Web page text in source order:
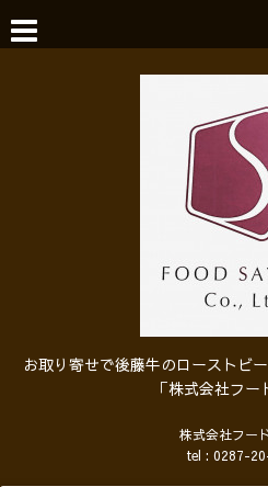
お取り寄せで後藤牛のローストビ
「株式会社フー
株式会社フー
tel : 0287-